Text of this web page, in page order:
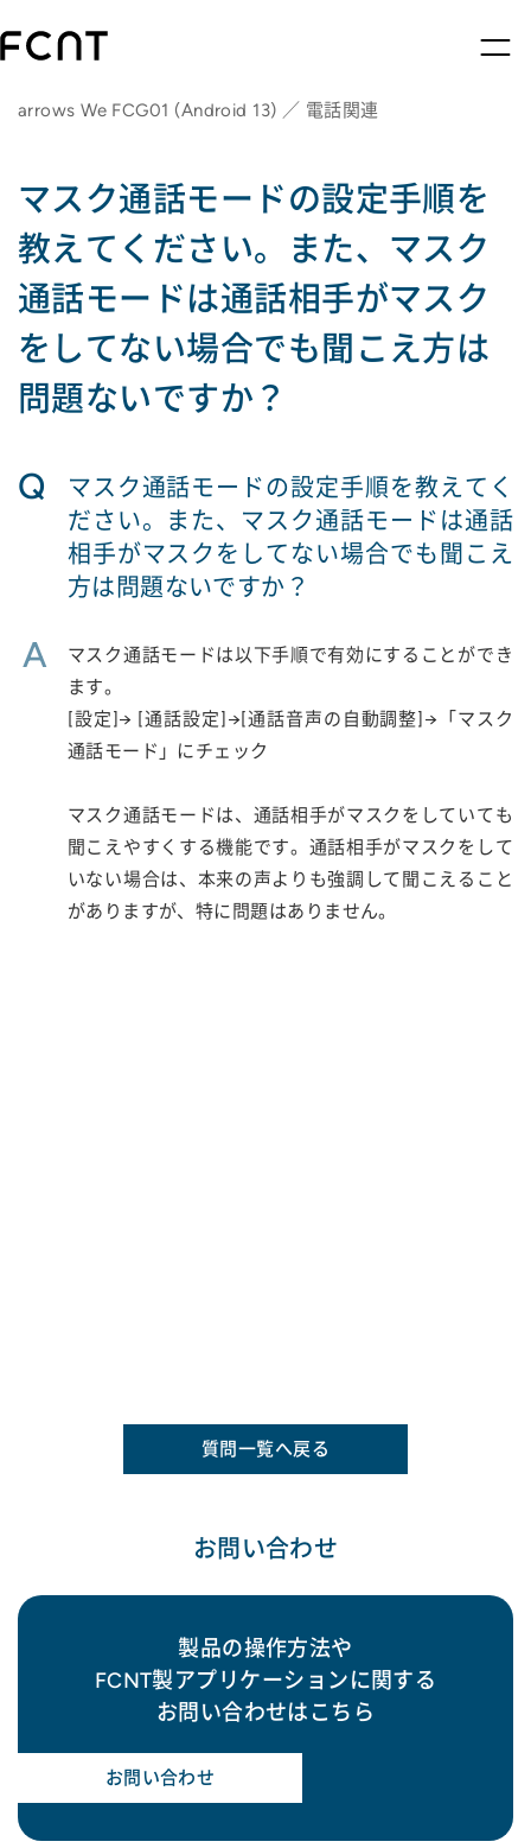
arrows We FCG01 (Android 13) ／ 電話関連
マスク通話モードの設定手順を
教えてください。また、マスク
通話モードは通話相手がマスク
をしてない場合でも聞こえ方は
問題ないですか？
Q
マスク通話モードの設定手順を教えてく
ださい。また、マスク通話モードは通話
相手がマスクをしてない場合でも聞こえ
方は問題ないですか？
A
マスク通話モードは以下手順で有効にすることができ
ます。
[設定]→ [通話設定]→[通話音声の自動調整]→「マスク
通話モード」にチェック
マスク通話モードは、通話相手がマスクをしていても
聞こえやすくする機能です。通話相手がマスクをして
いない場合は、本来の声よりも強調して聞こえること
がありますが、特に問題はありません。
質問一覧へ戻る
お問い合わせ
製品の操作方法や
FCNT製アプリケーションに関する
お問い合わせはこちら
お問い合わせ